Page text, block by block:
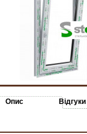
Опис Відгуки